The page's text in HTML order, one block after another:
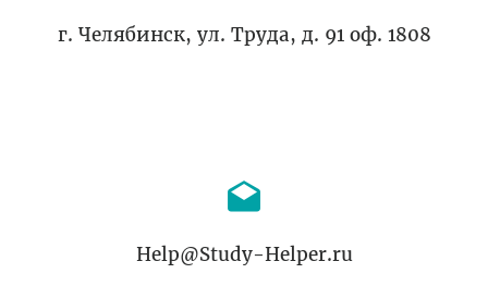
г. Челябинск, ул. Труда, д. 91 оф. 1808
Help@Study-Helper.ru